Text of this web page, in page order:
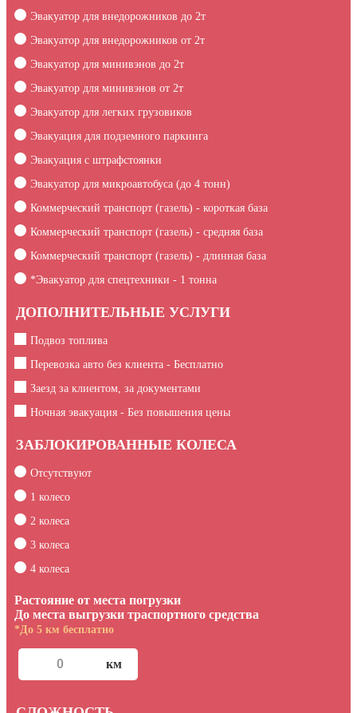
Эвакуатор для внедорожников до 2т
Эвакуатор для внедорожников от 2т
Эвакуатор для минивэнов до 2т
Эвакуатор для минивэнов от 2т
Эвакуатор для легких грузовиков
Эвакуация для подземного паркинга
Эвакуация c штрафстоянки
Эвакуатор для микроавтобуса (до 4 тонн)
Коммерческий транспорт (газель) - короткая база
Коммерческий транспорт (газель) - средняя база
Коммерческий транспорт (газель) - длинная база
*Эвакуатор для спецтехники - 1 тонна
ДОПОЛНИТЕЛЬНЫЕ УСЛУГИ
Подвоз топлива
Перевозка авто без клиента - Бесплатно
Заезд за клиентом, за документами
Ночная эвакуация - Без повышения цены
ЗАБЛОКИРОВАННЫЕ КОЛЕСА
Отсутствуют
1 колесо
2 колеса
3 колеса
4 колеса
Растояние от места погрузки
До места выгрузки траспортного средства
*До 5 км бесплатно